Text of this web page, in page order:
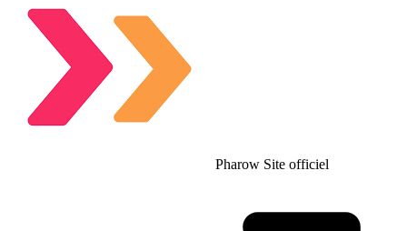
Pharow Site officiel